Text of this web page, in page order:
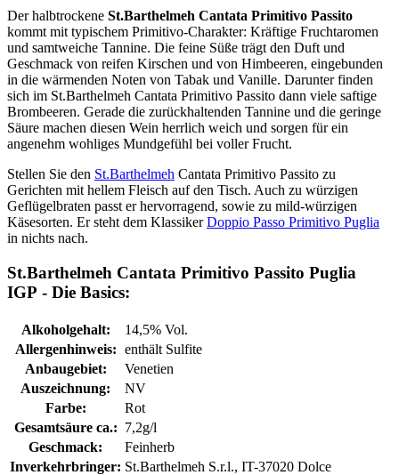
Der halbtrockene St.Barthelmeh Cantata Primitivo Passito
kommt mit typischem Primitivo-Charakter: Kräftige Fruchtaromen
und samtweiche Tannine. Die feine Süße trägt den Duft und
Geschmack von reifen Kirschen und von Himbeeren, eingebunden
in die wärmenden Noten von Tabak und Vanille. Darunter finden
sich im St.Barthelmeh Cantata Primitivo Passito dann viele saftige
Brombeeren. Gerade die zurückhaltenden Tannine und die geringe
Säure machen diesen Wein herrlich weich und sorgen für ein
angenehm wohliges Mundgefühl bei voller Frucht.
Stellen Sie den St.Barthelmeh Cantata Primitivo Passito zu
Gerichten mit hellem Fleisch auf den Tisch. Auch zu würzigen
Geflügelbraten passt er hervorragend, sowie zu mild-würzigen
Käsesorten. Er steht dem KlassikerDoppio Passo Primitivo Puglia
in nichts nach.
St.Barthelmeh Cantata Primitivo Passito Puglia
IGP - Die Basics:
Alkoholgehalt:
14,5% Vol.
Allergenhinweis: enthält Sulfite
Anbaugebiet:
Venetien
Auszeichnung:
NV
Farbe:
Rot
Gesamtsäure ca.: 7,2g/l
Geschmack:
Feinherb
Inverkehrbringer: St.Barthelmeh S.r.l., IT-37020 Dolce